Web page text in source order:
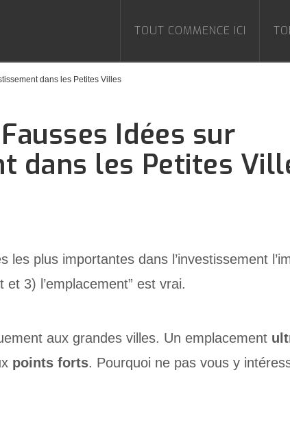
TOUT COMMENCE ICI
dans les Petites Villes
Idées sur
dans les Petites
les plus importantes dans l’investissement
et 3) l’emplacement” est vrai.
aux grandes villes. Un emplacement
points forts. Pourquoi ne pas vous y